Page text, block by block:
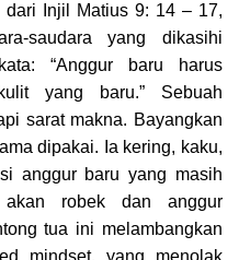
dari Injil Matius 9: 14 – 17,
saudara yang dikasihi
“Anggur baru harus
yang baru.” Sebuah
sarat makna. Bayangkan
dipakai. Ia kering, kaku,
anggur baru yang masih
akan robek dan anggur
tua ini melambangkan
mindset, yang menolak